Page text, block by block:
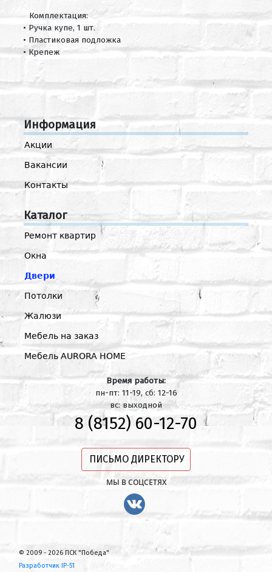
Комплектация:
• Ручка купе, 1 шт.
• Пластиковая подложка
• Крепеж
Информация
Акции
Вакансии
Контакты
Каталог
Ремонт квартир
Окна
Двери
Потолки
Жалюзи
Мебель на заказ
Мебель AURORA HOME
Время работы:
пн-пт: 11-19, сб: 12-16
вс: выходной
8 (8152) 60-12-70
ПИСЬМО ДИРЕКТОРУ
МЫ В СОЦСЕТЯХ
© 2009 - 2026 ПСК "Победа"
Разработчик IP-51